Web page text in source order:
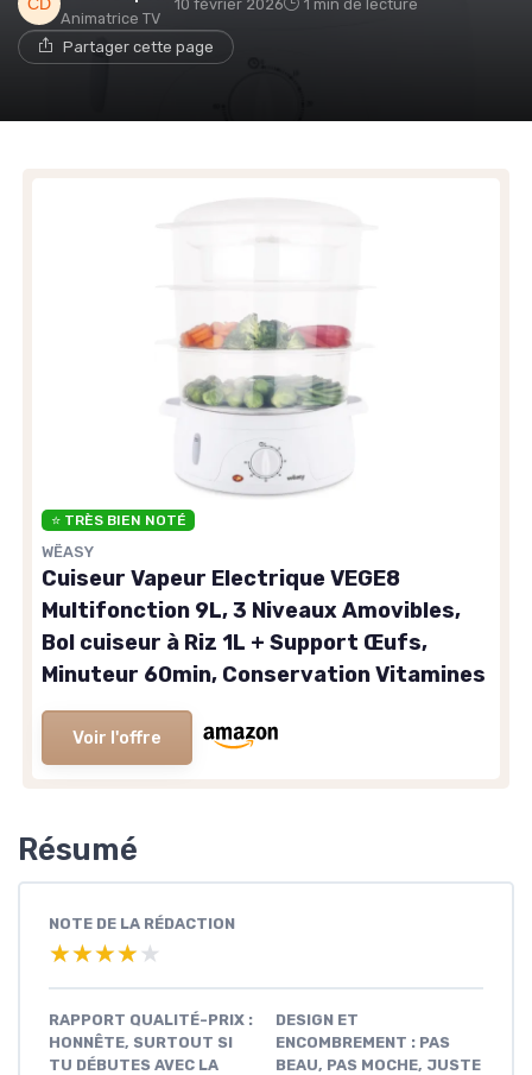
Animatrice TV
10 février 2026 1 min de lecture
Partager cette page
⭐ TRÈS BIEN NOTÉ
WËASY
Cuiseur Vapeur Electrique VEGE8
Multifonction 9L, 3 Niveaux Amovibles,
Bol cuiseur à Riz 1L + Support Œufs,
Minuteur 60min, Conservation Vitamines
Voir l'offre
Résumé
NOTE DE LA RÉDACTION
★★★★★
★★★★★
RAPPORT QUALITÉ-PRIX :
HONNÊTE, SURTOUT SI
TU DÉBUTES AVEC LA
DESIGN ET
ENCOMBREMENT : PAS
BEAU, PAS MOCHE, JUSTE